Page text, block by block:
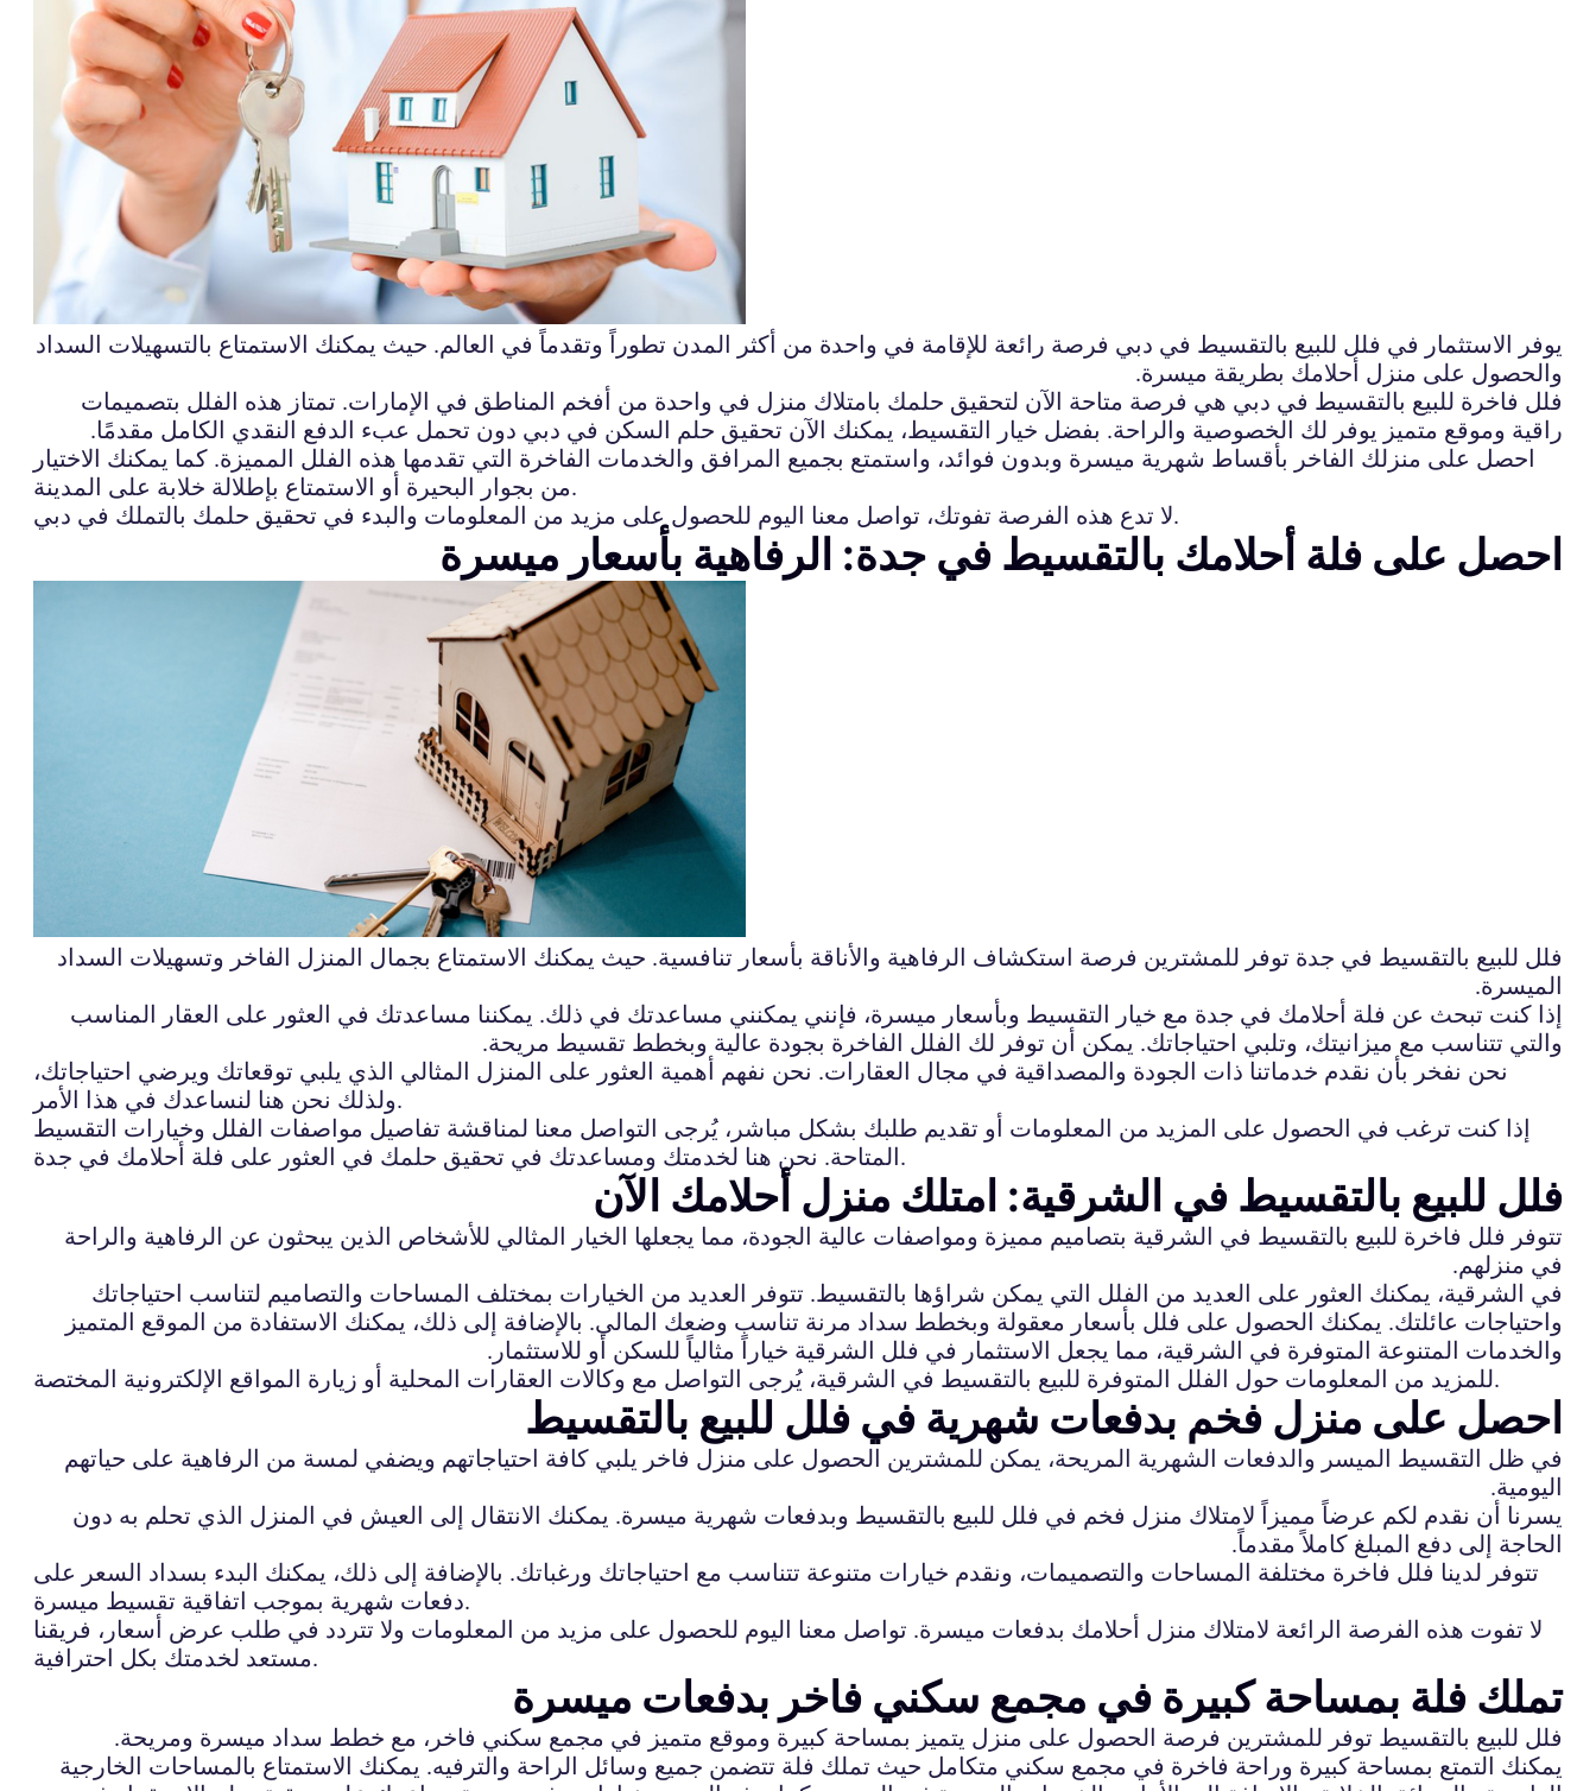
يوفر الاستثمار في فلل للبيع بالتقسيط في دبي فرصة رائعة للإقامة في واحدة من أكثر المدن تطوراً وتقدماً في العالم. حيث يمكنك الاستمتاع بالتسهيلات السداد
والحصول على منزل أحلامك بطريقة ميسرة.
فلل فاخرة للبيع بالتقسيط في دبي هي فرصة متاحة الآن لتحقيق حلمك بامتلاك منزل في واحدة من أفخم المناطق في الإمارات. تمتاز هذه الفلل بتصميمات
راقية وموقع متميز يوفر لك الخصوصية والراحة. بفضل خيار التقسيط، يمكنك الآن تحقيق حلم السكن في دبي دون تحمل عبء الدفع النقدي الكامل مقدمًا.
احصل على منزلك الفاخر بأقساط شهرية ميسرة وبدون فوائد، واستمتع بجميع المرافق والخدمات الفاخرة التي تقدمها هذه الفلل المميزة. كما يمكنك الاختيار
من بجوار البحيرة أو الاستمتاع بإطلالة خلابة على المدينة.
لا تدع هذه الفرصة تفوتك، تواصل معنا اليوم للحصول على مزيد من المعلومات والبدء في تحقيق حلمك بالتملك في دبي.
احصل على فلة أحلامك بالتقسيط في جدة: الرفاهية بأسعار ميسرة
فلل للبيع بالتقسيط في جدة توفر للمشترين فرصة استكشاف الرفاهية والأناقة بأسعار تنافسية. حيث يمكنك الاستمتاع بجمال المنزل الفاخر وتسهيلات السداد
الميسرة.
إذا كنت تبحث عن فلة أحلامك في جدة مع خيار التقسيط وبأسعار ميسرة، فإنني يمكنني مساعدتك في ذلك. يمكننا مساعدتك في العثور على العقار المناسب
والتي تتناسب مع ميزانيتك، وتلبي احتياجاتك. يمكن أن توفر لك الفلل الفاخرة بجودة عالية وبخطط تقسيط مريحة.
نحن نفخر بأن نقدم خدماتنا ذات الجودة والمصداقية في مجال العقارات. نحن نفهم أهمية العثور على المنزل المثالي الذي يلبي توقعاتك ويرضي احتياجاتك،
ولذلك نحن هنا لنساعدك في هذا الأمر.
إذا كنت ترغب في الحصول على المزيد من المعلومات أو تقديم طلبك بشكل مباشر، يُرجى التواصل معنا لمناقشة تفاصيل مواصفات الفلل وخيارات التقسيط
المتاحة. نحن هنا لخدمتك ومساعدتك في تحقيق حلمك في العثور على فلة أحلامك في جدة.
فلل للبيع بالتقسيط في الشرقية: امتلك منزل أحلامك الآن
تتوفر فلل فاخرة للبيع بالتقسيط في الشرقية بتصاميم مميزة ومواصفات عالية الجودة، مما يجعلها الخيار المثالي للأشخاص الذين يبحثون عن الرفاهية والراحة
في منزلهم.
في الشرقية، يمكنك العثور على العديد من الفلل التي يمكن شراؤها بالتقسيط. تتوفر العديد من الخيارات بمختلف المساحات والتصاميم لتناسب احتياجاتك
واحتياجات عائلتك. يمكنك الحصول على فلل بأسعار معقولة وبخطط سداد مرنة تناسب وضعك المالي. بالإضافة إلى ذلك، يمكنك الاستفادة من الموقع المتميز
والخدمات المتنوعة المتوفرة في الشرقية، مما يجعل الاستثمار في فلل الشرقية خياراً مثالياً للسكن أو للاستثمار.
للمزيد من المعلومات حول الفلل المتوفرة للبيع بالتقسيط في الشرقية، يُرجى التواصل مع وكالات العقارات المحلية أو زيارة المواقع الإلكترونية المختصة.
احصل على منزل فخم بدفعات شهرية في فلل للبيع بالتقسيط
في ظل التقسيط الميسر والدفعات الشهرية المريحة، يمكن للمشترين الحصول على منزل فاخر يلبي كافة احتياجاتهم ويضفي لمسة من الرفاهية على حياتهم
اليومية.
يسرنا أن نقدم لكم عرضاً مميزاً لامتلاك منزل فخم في فلل للبيع بالتقسيط وبدفعات شهرية ميسرة. يمكنك الانتقال إلى العيش في المنزل الذي تحلم به دون
الحاجة إلى دفع المبلغ كاملاً مقدماً.
تتوفر لدينا فلل فاخرة مختلفة المساحات والتصميمات، ونقدم خيارات متنوعة تتناسب مع احتياجاتك ورغباتك. بالإضافة إلى ذلك، يمكنك البدء بسداد السعر على
دفعات شهرية بموجب اتفاقية تقسيط ميسرة.
لا تفوت هذه الفرصة الرائعة لامتلاك منزل أحلامك بدفعات ميسرة. تواصل معنا اليوم للحصول على مزيد من المعلومات ولا تتردد في طلب عرض أسعار، فريقنا
مستعد لخدمتك بكل احترافية.
تملك فلة بمساحة كبيرة في مجمع سكني فاخر بدفعات ميسرة
فلل للبيع بالتقسيط توفر للمشترين فرصة الحصول على منزل يتميز بمساحة كبيرة وموقع متميز في مجمع سكني فاخر، مع خطط سداد ميسرة ومريحة.
يمكنك التمتع بمساحة كبيرة وراحة فاخرة في مجمع سكني متكامل حيث تملك فلة تتضمن جميع وسائل الراحة والترفيه. يمكنك الاستمتاع بالمساحات الخارجية